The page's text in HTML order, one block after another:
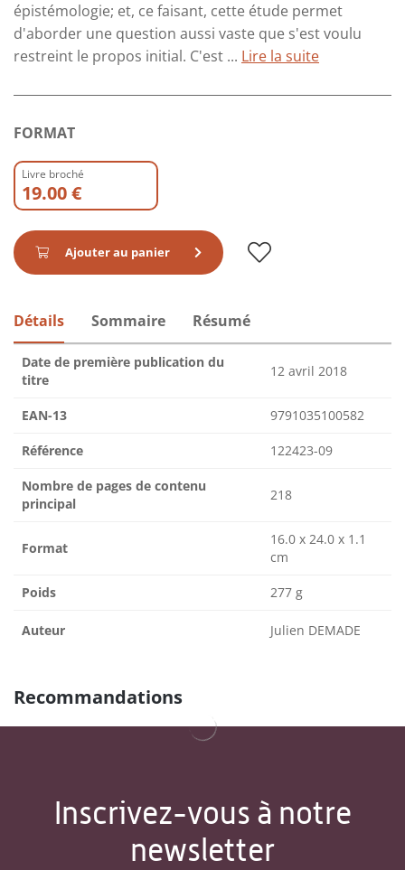
épistémologie; et, ce faisant, cette étude permet
d'aborder une question aussi vaste que s'est voulu
restreint le propos initial. C'est ... Lire la suite
FORMAT
Livre broché
19.00 €
Ajouter au panier
Détails Sommaire Résumé
Date de première publication du
titre
12 avril 2018
EAN-13 9791035100582
Référence 122423-09
Nombre de pages de contenu
principal
218
Format
16.0 x 24.0 x 1.1
cm
Poids 277 g
Auteur Julien DEMADE
Recommandations
Inscrivez-vous à notre
newsletter